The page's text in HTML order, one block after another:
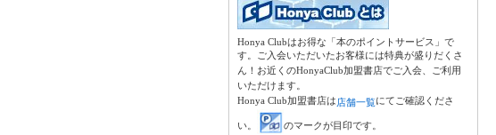
Honya Clubはお得な「本のポイントサービス」で
す。ご入会いただいたお客様には特典が盛りだくさ
ん！お近くのHonyaClub加盟書店でご入会、ご利用
いただけます。
Honya Club加盟書店は店舗一覧にてご確認くださ
い。
のマークが目印です。